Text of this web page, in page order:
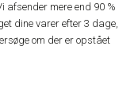
afsender mere end 90 %
dine varer efter 3 dage,
om der er opstået